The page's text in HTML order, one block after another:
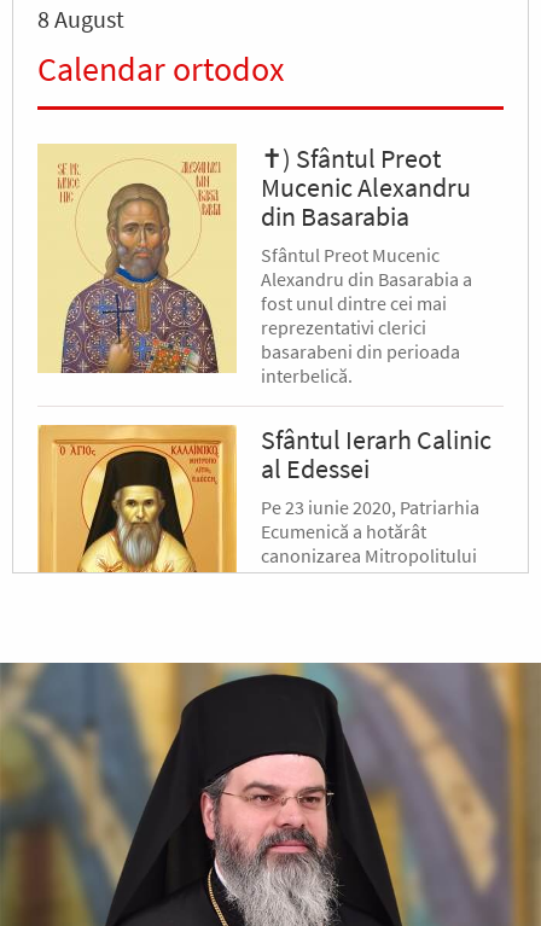
8 August
Calendar ortodox
✝) Sfântul Preot
Mucenic Alexandru
din Basarabia
Sfântul Preot Mucenic
Alexandru din Basarabia a
fost unul dintre cei mai
reprezentativi clerici
basarabeni din perioada
interbelică.
Sfântul Ierarh Calinic
al Edessei
Pe 23 iunie 2020, Patriarhia
Ecumenică a hotărât
canonizarea Mitropolitului
Calinic al Edessei, Pellei și
Sfântul Ierarh Emilian
Mărturisitorul,
Episcopul Cizicului
Sfântul Ierarh Emilian,
mărturisitorul lui Hristos, a
trăit pe vremea împărăției lui
Leon Armeanul, luptătorul
împotriva icoanelor, și fiind el